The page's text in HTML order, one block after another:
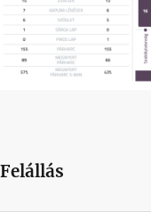
Felállás